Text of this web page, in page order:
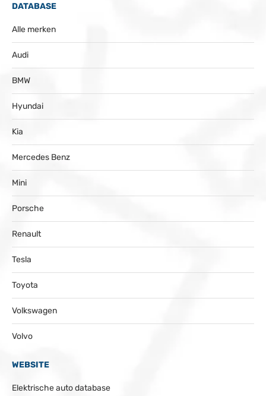
DATABASE
Alle merken
Audi
BMW
Hyundai
Kia
Mercedes Benz
Mini
Porsche
Renault
Tesla
Toyota
Volkswagen
Volvo
WEBSITE
Elektrische auto database